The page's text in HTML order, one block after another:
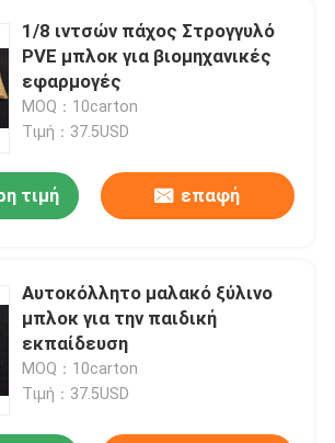
1/8 ιντσών πάχος Στρογγυλό
PVE μπλοκ για βιομηχανικές
εφαρμογές
MOQ：10carton
Τιμή：37.5USD
τιμή επαφή
Αυτοκόλλητο μαλακό ξύλινο
μπλοκ για την παιδική
εκπαίδευση
MOQ：10carton
Τιμή：37.5USD